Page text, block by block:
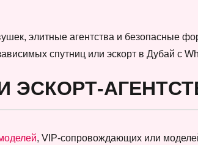
элитные агентства и безопасные
спутниц или эскорт в Дубай с
ЭСКОРТ-
, VIP-сопровождающих или